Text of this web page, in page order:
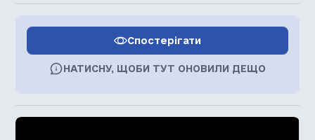
Спостерігати
НАТИСНУ, ЩОБИ ТУТ ОНОВИЛИ ДЕЩО